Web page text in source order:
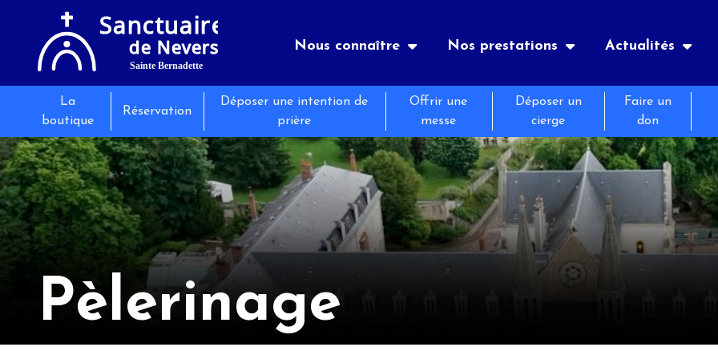
Nous connaître
Notre histoire
Infos pratiques
Nos prestations
Hôtellerie
Restauration Retraites
Actualités
Le journal de Bernadette
Actualités
La
boutique
Réservation
Déposer une intention de
prière
Offrir une
messe
Déposer un
cierge
Faire un
don
Pèlerinage